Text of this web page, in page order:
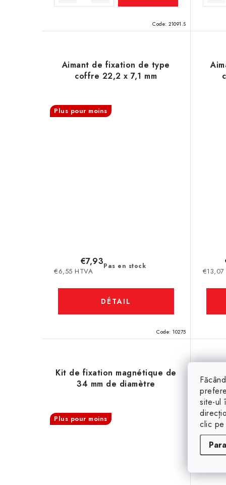
site-ul
clic pe
Code: 21091.S
Aimant de fixation de type
coffre 22,2 x 7,1 mm
Plus pour moins
Pas en stock
€6,55 HTVA
€7,93
DÉTAIL
Code: 10275
Kit de fixation magnétique de
34 mm de diamètre
Plus pour moins